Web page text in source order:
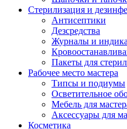
Стерилизация и
Антисептики
Дезсредства
Журналы и
Пакеты для
Рабочее место мастера
Типсы и подиумы
Осветительное
Мебель для
Аксессуары для
Косметика